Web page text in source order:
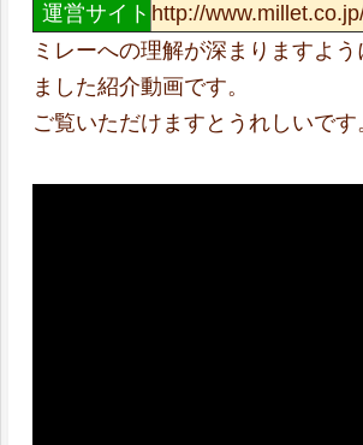
運営サイト http://
ミレーへの理解が深まりますよう
ました紹介動画です。
ご覧いただけますとうれしいです